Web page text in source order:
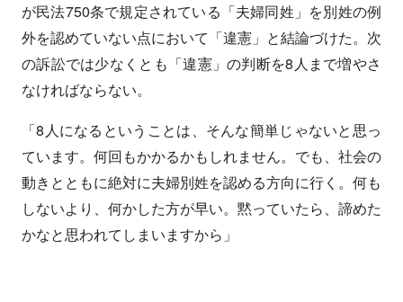
が民法750条で規定されている「夫婦同姓」を別姓の例
外を認めていない点において「違憲」と結論づけた。次
の訴訟では少なくとも「違憲」の判断を8人まで増やさ
なければならない。
「8人になるということは、そんな簡単じゃないと思っ
ています。何回もかかるかもしれません。でも、社会の
動きとともに絶対に夫婦別姓を認める方向に行く。何も
しないより、何かした方が早い。黙っていたら、諦めた
かなと思われてしまいますから」